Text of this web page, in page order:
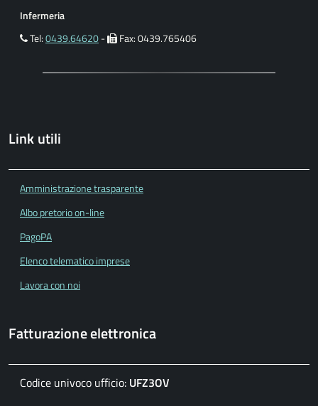
Infermeria
Tel:0439.64620- Fax: 0439.765406
Link utili
Amministrazione trasparente
Albo pretorio on-line
PagoPA
Elenco telematico imprese
Lavora con noi
Fatturazione elettronica
Codice univoco ufficio: UFZ3OV